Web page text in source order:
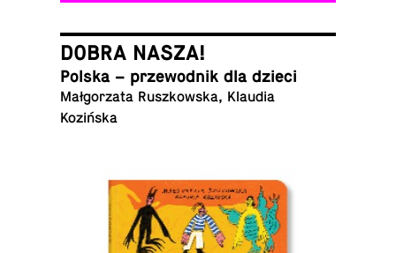
DOBRA NASZA!
Polska – prze­wod­nik dla dzieci
Małgorzata Ruszkowska, Klaudia
Kozińska